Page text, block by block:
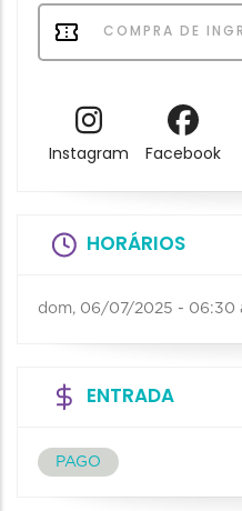
COMPRA DE
Instagram Facebook
HORÁRIOS
dom, 06/07/2025 - 06:30
ENTRADA
PAGO